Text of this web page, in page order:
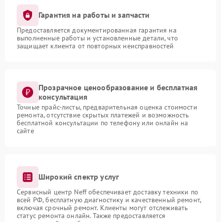
Гарантия на работы и запчасти
Предоставляется документированная гарантия на
выполненные работы и установленные детали, что
защищает клиента от повторных неисправностей
Прозрачное ценообразование и бесплатная
консультация
Точные прайс-листы, предварительная оценка стоимости
ремонта, отсутствие скрытых платежей и возможность
бесплатной консультации по телефону или онлайн на
сайте
Широкий спектр услуг
Сервисный центр Neff обеспечивает доставку техники по
всей РФ, бесплатную диагностику и качественный ремонт,
включая срочный ремонт. Клиенты могут отслеживать
статус ремонта онлайн. Также предоставляется